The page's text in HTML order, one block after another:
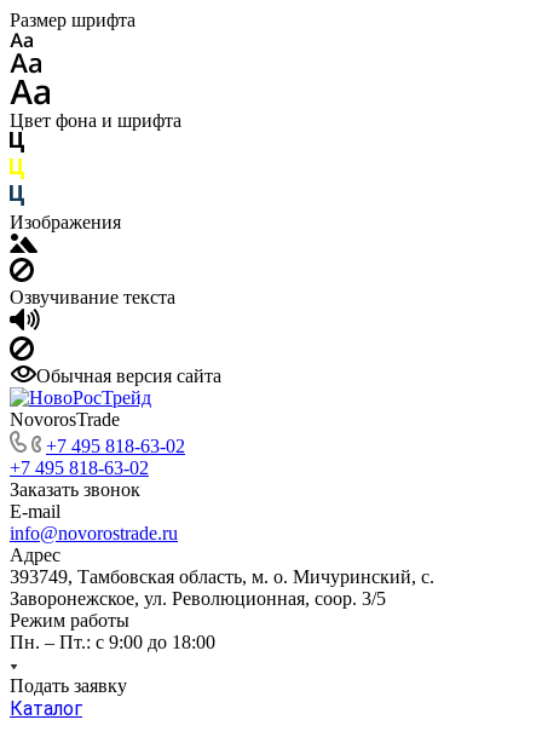
Размер шрифта
Цвет фона и шрифта
Изображения
Озвучивание текста
Обычная версия сайта
NovorosTrade
+7 495 818-63-02
+7 495 818-63-02
Заказать звонок
E-mail
info@novorostrade.ru
Адрес
393749, Тамбовская область, м. о. Мичуринский, с.
Заворонежское, ул. Революционная, соор. 3/5
Режим работы
Пн. – Пт.: с 9:00 до 18:00
Подать заявку
Каталог